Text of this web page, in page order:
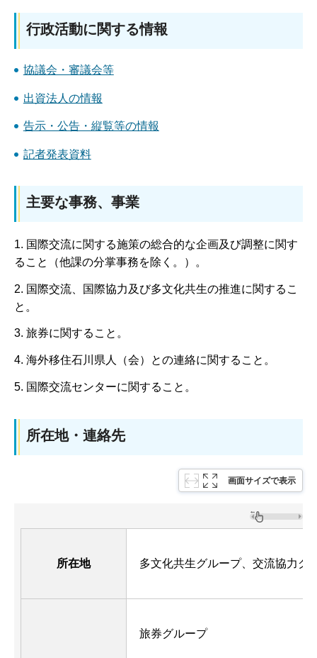
行政活動に関する情報
協議会・審議会等
出資法人の情報
告示・公告・縦覧等の情報
記者発表資料
主要な事務、事業
1. 国際交流に関する施策の総合的な企画及び調整に関す
ること（他課の分掌事務を除く。）。
2. 国際交流、国際協力及び多文化共生の推進に関するこ
と。
3. 旅券に関すること。
4. 海外移住石川県人（会）との連絡に関すること。
5. 国際交流センターに関すること。
所在地・連絡先
画面サイズで表示
所在地 多文化共生グループ、交流協力グ
旅券グループ